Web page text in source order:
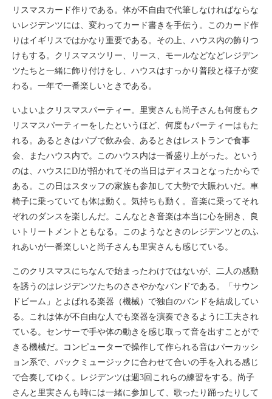
リスマスカード作りである。体が不自由で代筆しなければならな
いレジデンツには、変わってカード書きを手伝う。このカード作
りはイギリスではかなり重要である。その上、ハウス内の飾りつ
けもする。クリスマスツリー、リース、モールなどなどレジデン
ツたちと一緒に飾り付けをし、ハウスはすっかり普段と様子が変
わる。一年で一番楽しいときである。
いよいよクリスマスパーティー。里実さんも尚子さんも何度もク
リスマスパーティーをしたというほど、何度もパーティーはもた
れる。あるときはパブで飲み会、あるときはレストランで食事
会、またハウス内で。このハウス内は一番盛り上がった。という
のは、ハウスにDJが招かれてその当日はディスコとなったからで
ある。この日はスタッフの家族も参加して大勢で大賑わいだ。車
椅子に乗っていても体は動く。気持ちも動く。音楽に乗ってそれ
ぞれのダンスを楽しんだ。こんなとき音楽は本当に心を開き、良
いトリートメントともなる。このようなときのレジデンツとのふ
れあいが一番楽しいと尚子さんも里実さんも感じている。
このクリスマスにちなんで始まったわけではないが、二人の感動
を誘うのはレジデンツたちのささやかなバンドである。「サウン
ドビーム」とよばれる楽器（機械）で独自のバンドを結成してい
る。これは体が不自由な人でも楽器を演奏できるように工夫され
ている。センサーで手や体の動きを感じ取って音を出すことがで
きる機械だ。コンピューターで操作して作られる音はパーカッシ
ョン系で、バックミュージックに合わせて合いの手を入れる感じ
で合奏してゆく。レジデンツは週3回これらの練習をする。尚子
さんと里実さんも時には一緒に参加して、歌ったり踊ったりして